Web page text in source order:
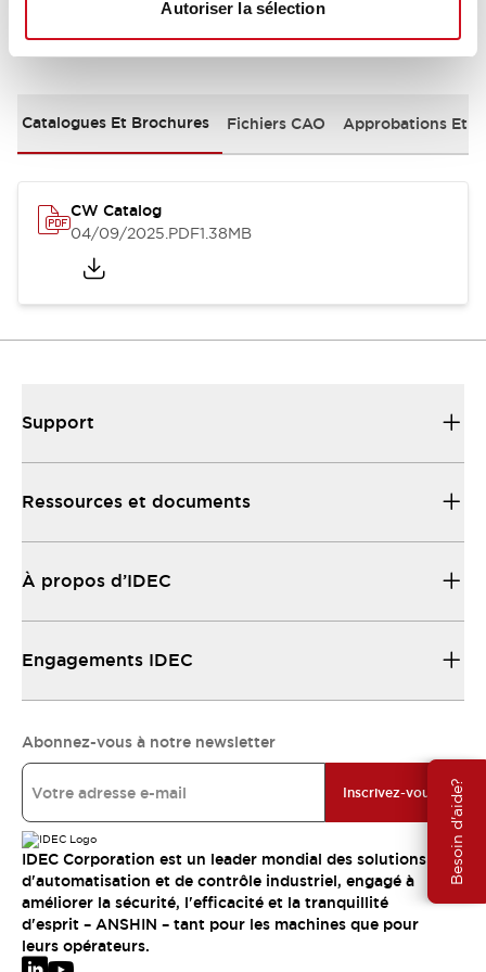
Autoriser la sélection
Besoin d'aide?
Documents et fichiers
Catalogues Et Brochures Fichiers CAO Approbations Et
CW Catalog
04/09/2025.PDF1.38MB
Support
Ressources et documents
À propos d’IDEC
Engagements IDEC
Abonnez-vous à notre newsletter
Inscrivez-vous
IDEC Corporation est un leader mondial des solutions
d'automatisation et de contrôle industriel, engagé à
améliorer la sécurité, l'efficacité et la tranquillité
d'esprit – ANSHIN – tant pour les machines que pour
leurs opérateurs.